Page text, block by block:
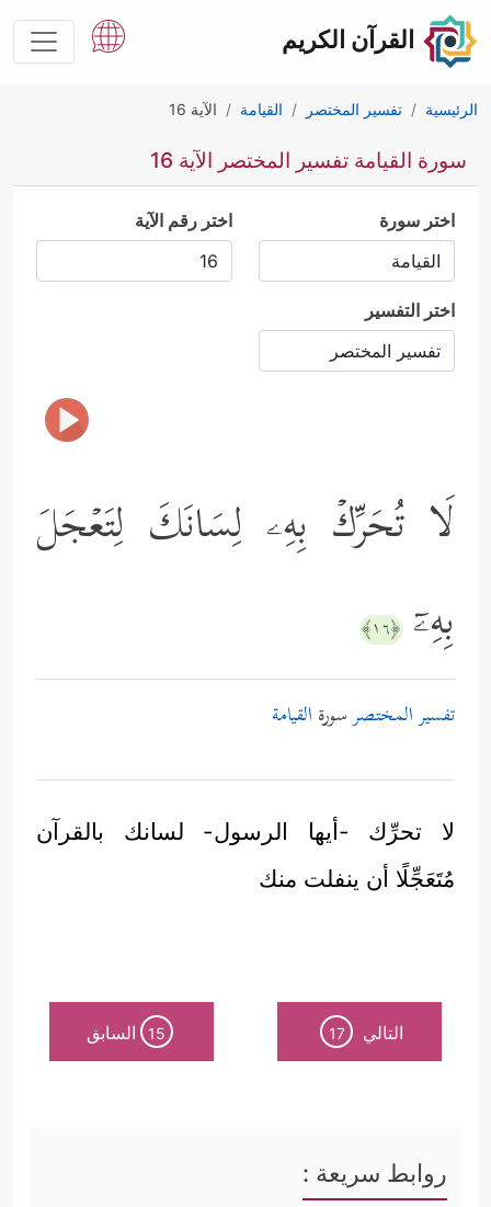
القرآن الكريم
الرئيسية تفسير المختصر القيامة الآية 16
سورة القيامة تفسير المختصر الآية 16
اختر سورة اختر رقم الآية
اختر التفسير
لَا تُحَرِّكۡ بِهِۦ لِسَانَكَ لِتَعۡجَلَ
بِهِۦۤ ﴿١٦﴾
تفسير المختصرسورة القيامة
لا تحرِّك -أيها الرسول- لسانك بالقرآن
مُتَعَجِّلًا أن ينفلت منك
التالي 17
15 السابق
روابط سريعة :